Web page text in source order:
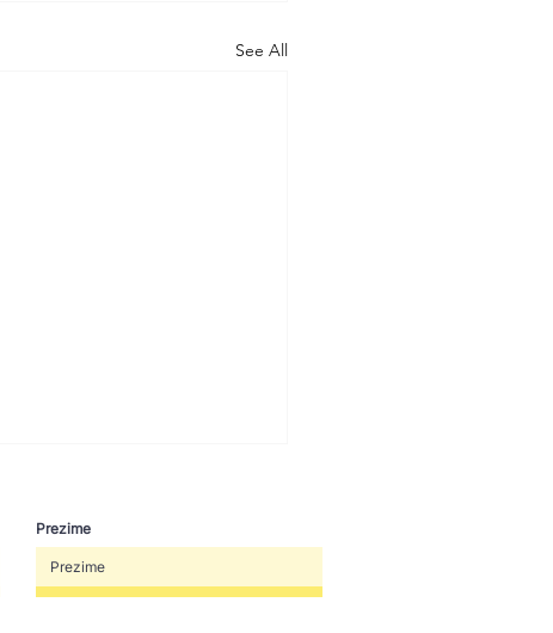
See All
Prezime